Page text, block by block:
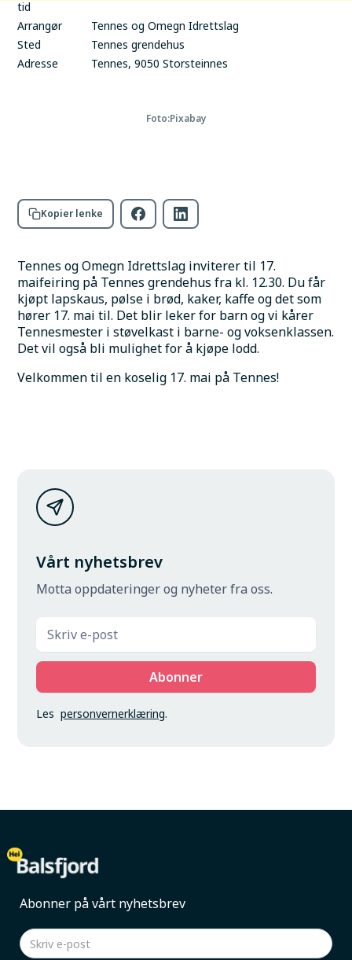
tid
Arrangør
Tennes og Omegn Idrettslag
Sted
Tennes grendehus
Adresse
Tennes, 9050 Storsteinnes
Foto:Pixabay
Kopier lenke
Tennes og Omegn Idrettslag inviterer til 17.
maifeiring på Tennes grendehus fra kl. 12.30. Du får
kjøpt lapskaus, pølse i brød, kaker, kaffe og det som
hører 17. mai til. Det blir leker for barn og vi kårer
Tennesmester i støvelkast i barne- og voksenklassen.
Det vil også bli mulighet for å kjøpe lodd.
Velkommen til en koselig 17. mai på Tennes!
Vårt nyhetsbrev
Motta oppdateringer og nyheter fra oss.
Lespersonvernerklæring.
Abonner på vårt nyhetsbrev